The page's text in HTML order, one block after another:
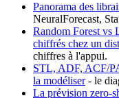
Panorama des
NeuralForecast,
Random Forest vs
chiffrés chez un
chiffres à l'appui.
STL, ADF, ACF/
la modéliser- le
La prévision zero-